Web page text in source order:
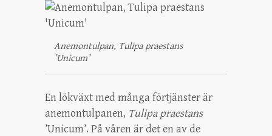
Anemontulpan, Tulipa praestans
’Unicum’
En lökväxt med många förtjänster är
anemontulpanen, Tulipa praestans
’Unicum’. På våren är det en av de